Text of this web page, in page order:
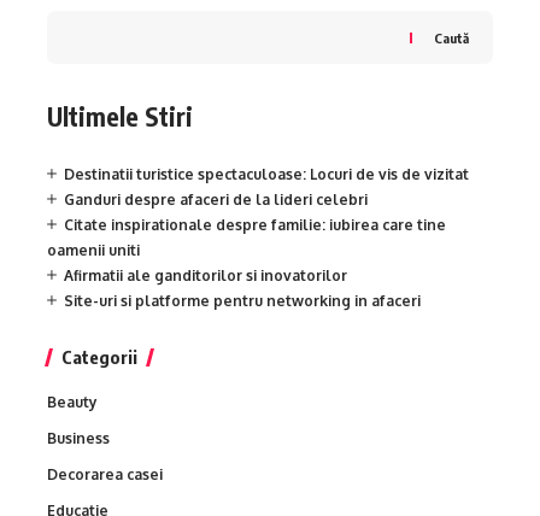
Caută
Ultimele Stiri
Destinatii turistice spectaculoase: Locuri de vis de vizitat
Ganduri despre afaceri de la lideri celebri
Citate inspirationale despre familie: iubirea care tine
oamenii uniti
Afirmatii ale ganditorilor si inovatorilor
Site-uri si platforme pentru networking in afaceri
Categorii
Beauty
Business
Decorarea casei
Educatie